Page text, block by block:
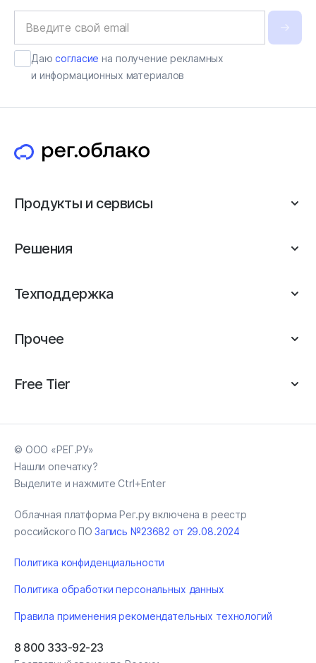
Даюсогласие на получение рекламных
и информационных материалов
Продукты и сервисы
Решения
Техподдержка
Прочее
Free Tier
© ООО «РЕГ.РУ»
Нашли опечатку?
Выделите и нажмите Ctrl+Enter
Облачная платформа Рег.ру включена в реестр
российского ПО Запись №23682 от 29.08.2024
Политика конфиденциальности
Политика обработки персональных данных
Правила применения рекомендательных технологий
8 800 333-92-23